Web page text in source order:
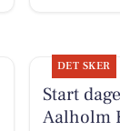
DET SKER
Start
Aalholm